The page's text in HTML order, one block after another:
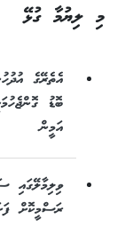
މި ލިޔުމާ ގުޅޭ
އެތެރޭގެ
ބޮޑު
އަމީން
ވިލިމާލޭގައި
ރަސްމީކޮށް